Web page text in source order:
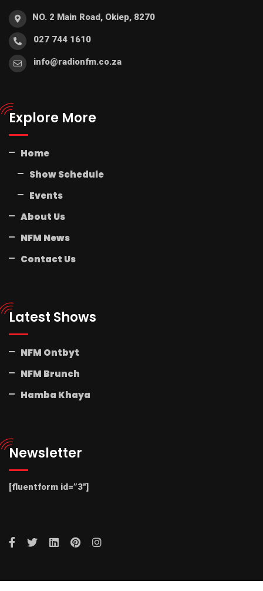
NO. 2 Main Road, Okiep, 8270
027 744 1610
info@radionfm.co.za
Explore More
Home
Show Schedule
Events
About Us
NFM News
Contact Us
Latest Shows
NFM Ontbyt
NFM Brunch
Hamba Khaya
Newsletter
[fluentform id=”3″]